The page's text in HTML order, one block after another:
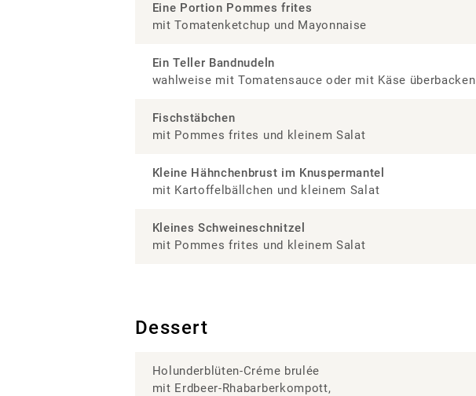
Eine Portion Pommes frites
mit Tomatenketchup und Mayonnaise
Ein Teller Bandnudeln
wahlweise mit Tomatensauce oder mit Käse überbacken
Fischstäbchen
mit Pommes frites und kleinem Salat
Kleine Hähnchenbrust im Knuspermantel
mit Kartoffelbällchen und kleinem Salat
Kleines Schweineschnitzel
mit Pommes frites und kleinem Salat
Dessert
Holunderblüten-Créme brulée
mit Erdbeer-Rhabarberkompott,